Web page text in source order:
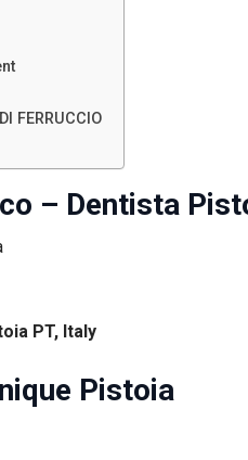
FERRUCCIO
– Dentista
PT, Italy
Pistoia